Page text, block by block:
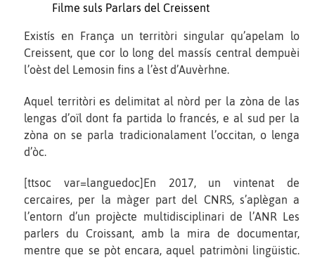
Filme suls Parlars del Creissent
Existís en França un territòri singular qu’apelam lo
Creissent, que cor lo long del massís central dempuèi
l’oèst del Lemosin fins a l’èst d’Auvèrhne.
Aquel territòri es delimitat al nòrd per la zòna de las
lengas d’oïl dont fa partida lo francés, e al sud per la
zòna on se parla tradicionalament l’occitan, o lenga
d’òc.
[ttsoc var=languedoc]En 2017, un vintenat de
cercaires, per la màger part del CNRS, s’aplègan a
l’entorn d’un projècte multidisciplinari de l’ANR Les
parlers du Croissant, amb la mira de documentar,
mentre que se pòt encara, aquel patrimòni lingüistic.